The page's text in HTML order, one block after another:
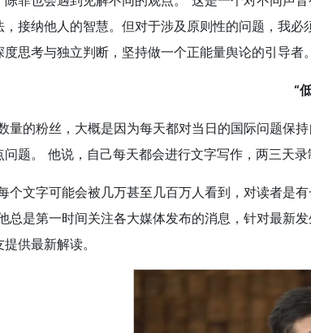
，接纳他人的智慧。但对于涉及原则性的问题，我
思考与独立判断，坚持做一个正能量舆论的引导者。
“
量的粉丝，大概是因为每天都对当日的国际问题保
问题。 他说，自己每天都会进行文字写作，两三天
个文字可能会被几万甚至几百万人看到，对读者是
总是第一时间关注各大媒体发布的消息，针对最新
供最新解读。